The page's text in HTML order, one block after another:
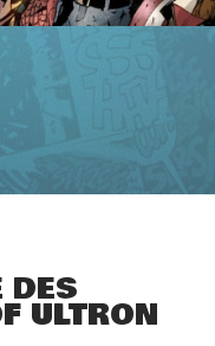
DES
ULTRON